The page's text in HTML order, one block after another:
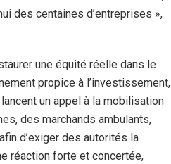
des centaines d’entreprises »,
une équité réelle dans le
propice à l’investissement,
un appel à la mobilisation
des marchands ambulants,
d’exiger des autorités la
réaction forte et concertée,